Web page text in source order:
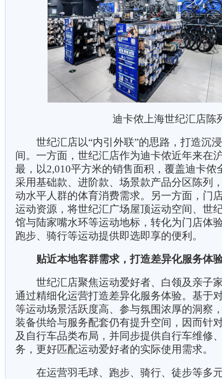
迪卡侬上海世纪汇店陈
世纪汇店以“内引外联”的思路，打造沉
间。一方面，世纪汇店作为迪卡侬近年来在
最，以2,010平方米的销售面积，覆盖迪卡侬
采用基础款、进阶款、场景款产品分区陈列
动水平人群的体育消费需求。另一方面，门
运动资源，将世纪汇广场屋顶运动空间、世
馆与陆家嘴水环等运动地标，转化为门店体
跑步、骑行等运动提供即选即享的便利。
贴近本地客群需求，打造差异化服务体
世纪汇店聚焦运动爱好者、白领及亲子
通过精细化运营打造差异化服务体验。基于
等运动场景活跃度高、参与氛围浓厚的洞察
装备供给与服务配套仍有提升空间，因而针
及自行车品类布局，并同步提供自行车维修
务，更好匹配运动爱好者的实际使用需求。
在运营羽毛球、跑步、骑行、徒步等多